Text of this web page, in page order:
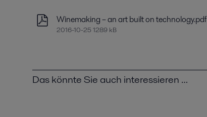
Winemaking – an art built on technology.pdf
2016-10-25 1289 kB
Das könnte Sie auch interessieren …